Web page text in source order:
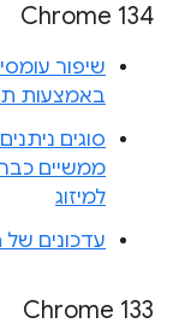
Chrome 134
שיפור
באמצעות
סוגים
ממשיים
למיזוג
עדכונים של Dawn
Chrome 133